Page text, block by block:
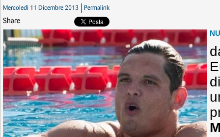
Mercoledì 11 Dicembre 2013 Permalink
Share